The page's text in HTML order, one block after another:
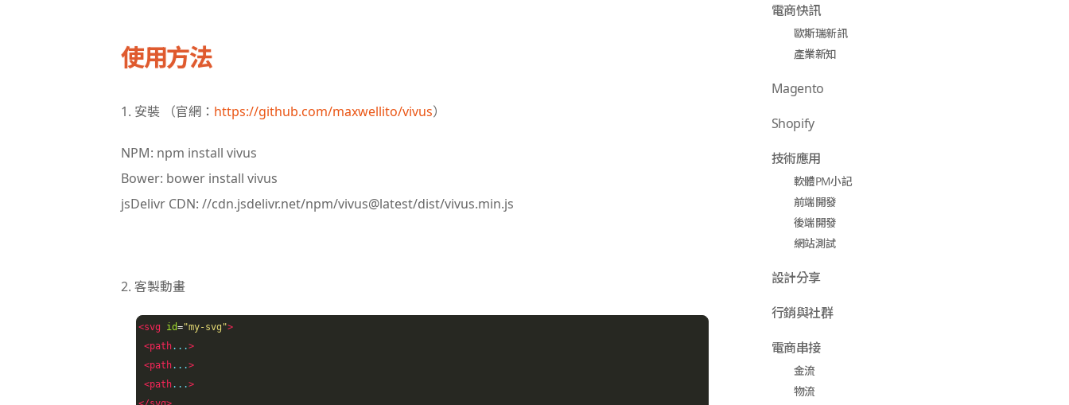
使用方法
1. 安裝 （官網： https://github.com/maxwellito/vivus）
NPM: npm install vivus
Bower: bower install vivus
jsDelivr CDN: //cdn.jsdelivr.net/npm/vivus@latest/dist/vivus.min.js
2. 客製動畫
<svg id="my-svg">
<path...>
<path...>
<path...>
電商快訊
歐斯瑞新訊
產業新知
Magento
Shopify
技術應用
軟體PM小記
前端開發
後端開發
網站測試
設計分享
行銷與社群
電商串接
金流
物流